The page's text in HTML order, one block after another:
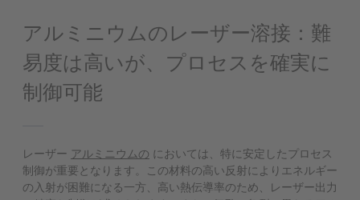
アルミニウムのレーザー溶接：難
易度は高いが、プロセスを確実に
制御可能
レーザー アルミニウムの においては、特に安定したプロセス
制御が重要となります。この材料の高い反射によりエネルギー
の入射が困難になる一方、高い熱伝導率のため、レーザー出力